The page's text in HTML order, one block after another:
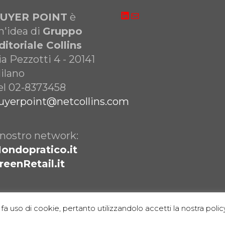
POINT è
di Gruppo
Collins
Pezzotti 4 - 20141
02-8373458
network:
uso di cookie, pertanto utilizzandolo accetti la nostra